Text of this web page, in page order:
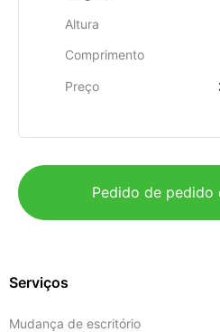
Altura
Comprimento
Preço
Pedido de
Serviços
Mudança de escritório